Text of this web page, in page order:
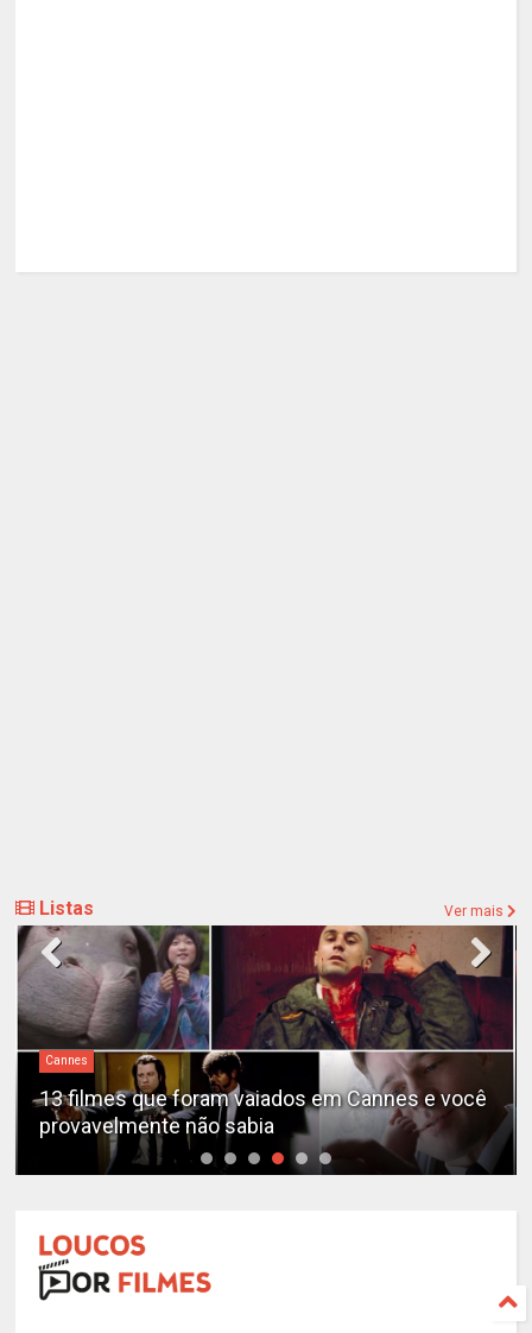
Listas Ver mais
Cannes
13 filmes que foram vaiados em Cannes e você
provavelmente não sabia